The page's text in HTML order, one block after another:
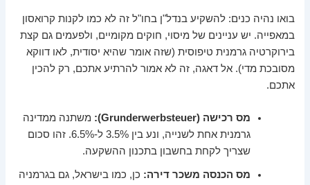
בואו נהיה כנים: להשקיע בנדל"ן בחו"ל זה לא כמו לקנות קרואסון
במאפייה. יש עניינים של מיסוי, חוקים מקומיים, ולפעמים גם קצת
בירוקרטיה גרמנית טיפוסית (שזה אומר שהיא יסודית, לאו דווקא
מסובכת מדי). אל דאגה, זה לא אמור להרתיע אתכם, רק להכין
אתכם.
מס רכישה (Grunderwerbsteuer):
משתנה ממדינה
גרמנית אחת לשנייה, ונע בין 3.5% ל-6.5%. זהו סכום
שצריך לקחת בחשבון בתכנון ההשקעה.
מס הכנסה משכר דירה: כן, כמו בישראל, גם בגרמניה